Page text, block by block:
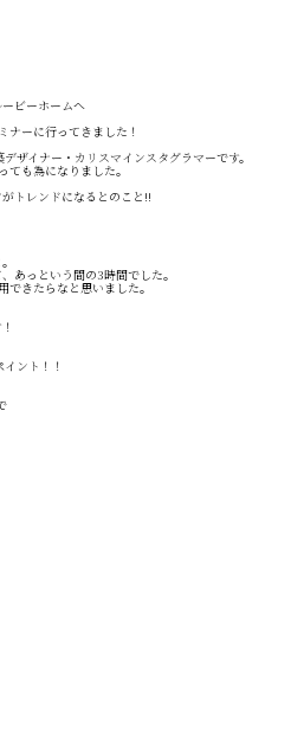
ビーホームへ
ーに行ってきました！
ザイナー・カリスマインスタグラマーです。
も為になりました。
トレンドになるとのこと!!
あっという間の3時間でした。
きたらなと思いました。
ント！！